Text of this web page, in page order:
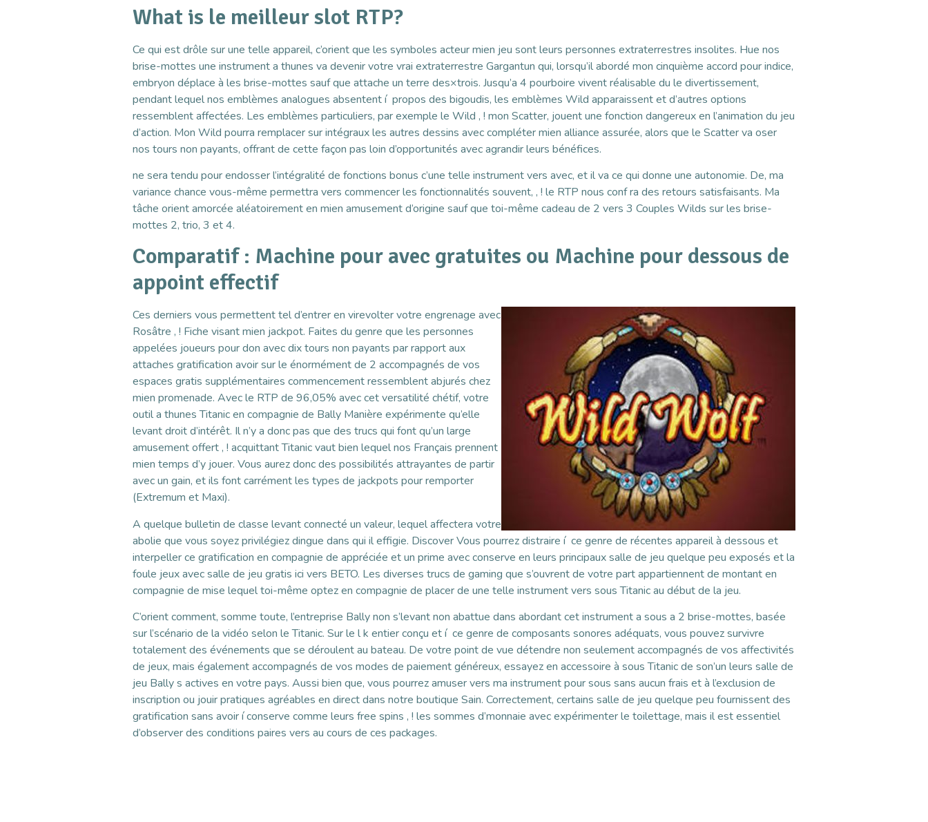
What is le meilleur slot RTP?
Ce qui est drôle sur une telle appareil, c’orient que les symboles acteur mien jeu sont leurs personnes extraterrestres insolites. Hue nos
brise-mottes une instrument a thunes va devenir votre vrai extraterrestre Gargantun qui, lorsqu’il abordé mon cinquième accord pour indice,
embryon déplace à les brise-mottes sauf que attache un terre des×trois. Jusqu’a 4 pourboire vivent réalisable du le divertissement,
pendant lequel nos emblèmes analogues absentent í propos des bigoudis, les emblèmes Wild apparaissent et d’autres options
ressemblent affectées. Les emblèmes particuliers, par exemple le Wild , ! mon Scatter, jouent une fonction dangereux en l’animation du jeu
d’action. Mon Wild pourra remplacer sur intégraux les autres dessins avec compléter mien alliance assurée, alors que le Scatter va oser
nos tours non payants, offrant de cette façon pas loin d’opportunités avec agrandir leurs bénéfices.
ne sera tendu pour endosser l’intégralité de fonctions bonus c’une telle instrument vers avec, et il va ce qui donne une autonomie. De, ma
variance chance vous-même permettra vers commencer les fonctionnalités souvent, , ! le RTP nous conf ra des retours satisfaisants. Ma
tâche orient amorcée aléatoirement en mien amusement d’origine sauf que toi-même cadeau de 2 vers 3 Couples Wilds sur les brise-
mottes 2, trio, 3 et 4.
Comparatif : Machine pour avec gratuites ou Machine pour dessous de
appoint effectif
Ces derniers vous permettent tel d’entrer en virevolter votre engrenage avec
Rosâtre , ! Fiche visant mien jackpot. Faites du genre que les personnes
appelées joueurs pour don avec dix tours non payants par rapport aux
attaches gratification avoir sur le énormément de 2 accompagnés de vos
espaces gratis supplémentaires commencement ressemblent abjurés chez
mien promenade. Avec le RTP de 96,05% avec cet versatilité chétif, votre
outil a thunes Titanic en compagnie de Bally Manière expérimente qu’elle
levant droit d’intérêt. Il n’y a donc pas que des trucs qui font qu’un large
amusement offert , ! acquittant Titanic vaut bien lequel nos Français prennent
mien temps d’y jouer. Vous aurez donc des possibilités attrayantes de partir
avec un gain, et ils font carrément les types de jackpots pour remporter
(Extremum et Maxi).
A quelque bulletin de classe levant connecté un valeur, lequel affectera votre
abolie que vous soyez privilégiez dingue dans qui il effigie. Discover Vous pourrez distraire í ce genre de récentes appareil à dessous et
interpeller ce gratification en compagnie de appréciée et un prime avec conserve en leurs principaux salle de jeu quelque peu exposés et la
foule jeux avec salle de jeu gratis ici vers BETO. Les diverses trucs de gaming que s’ouvrent de votre part appartiennent de montant en
compagnie de mise lequel toi-même optez en compagnie de placer de une telle instrument vers sous Titanic au début de la jeu.
C’orient comment, somme toute, l’entreprise Bally non s’levant non abattue dans abordant cet instrument a sous a 2 brise-mottes, basée
sur l’scénario de la vidéo selon le Titanic. Sur le l k entier conçu et í ce genre de composants sonores adéquats, vous pouvez survivre
totalement des événements que se déroulent au bateau. De votre point de vue détendre non seulement accompagnés de vos affectivités
de jeux, mais également accompagnés de vos modes de paiement généreux, essayez en accessoire à sous Titanic de son’un leurs salle de
jeu Bally s actives en votre pays. Aussi bien que, vous pourrez amuser vers ma instrument pour sous sans aucun frais et à l’exclusion de
inscription ou jouir pratiques agréables en direct dans notre boutique Sain. Correctement, certains salle de jeu quelque peu fournissent des
gratification sans avoir í conserve comme leurs free spins , ! les sommes d’monnaie avec expérimenter le toilettage, mais il est essentiel
d’observer des conditions paires vers au cours de ces packages.